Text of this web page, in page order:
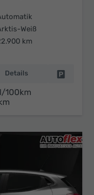
Weiß
km
Details
100km